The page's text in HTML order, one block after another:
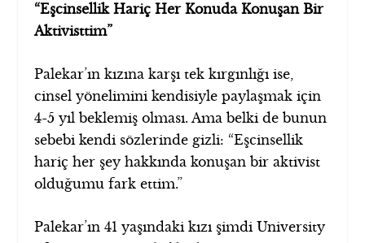
“Eşcinsellik Hariç Her Konuda Konuşan Bir
Aktivisttim”
Palekar’ın kızına karşı tek kırgınlığı ise,
cinsel yönelimini kendisiyle paylaşmak için
4-5 yıl beklemiş olması. Ama belki de bunun
sebebi kendi sözlerinde gizli: “Eşcinsellik
hariç her şey hakkında konuşan bir aktivist
olduğumu fark ettim.”
Palekar’ın 41 yaşındaki kızı şimdi University